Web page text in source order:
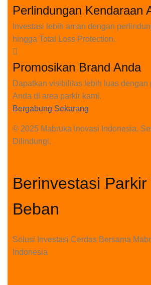
Perlindungan Kendaraan
Investasi lebih aman dengan
hingga Total Loss Protection.
Promosikan Brand Anda
Dapatkan visibilitas lebih luas dengan
Anda di area parkir kami.
Bergabung Sekarang
© 2025 Mabruka Inovasi Indonesia.
Dilindungi.
Berinvestasi Parkir
Beban
Solusi Investasi Cerdas Bersama
Indonesia